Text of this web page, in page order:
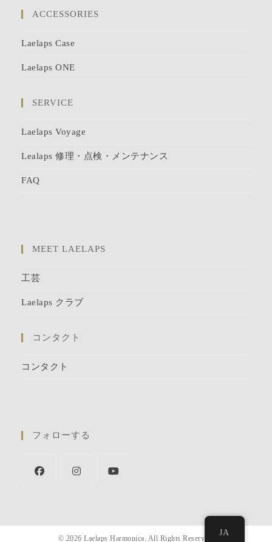
ACCESSORIES
Laelaps Case
Laelaps ONE
SERVICE
Laelaps Voyage
Lealaps 修理・点検・メンテナンス
FAQ
MEET LAELAPS
工芸
Laelaps クラブ
コンタクト
コンタクト
フォローする
© 2026 Laelaps Harmonica. All Rights Reserved.
JA